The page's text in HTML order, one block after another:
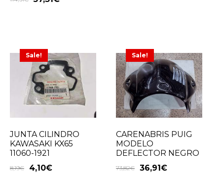
Sale!
JUNTA CILINDRO
KAWASAKI KX65
11060-1921
8,19€ 4,10€
Sale!
CARENABRIS PUIG
MODELO
DEFLECTOR NEGRO
73,82€ 36,91€